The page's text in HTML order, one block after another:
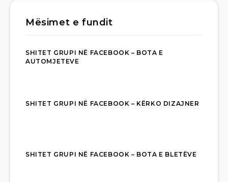
Mësimet e fundit
SHITET GRUPI NË FACEBOOK – BOTA E
AUTOMJETEVE
SHITET GRUPI NË FACEBOOK – KËRKO DIZAJNER
SHITET GRUPI NË FACEBOOK – BOTA E BLETËVE